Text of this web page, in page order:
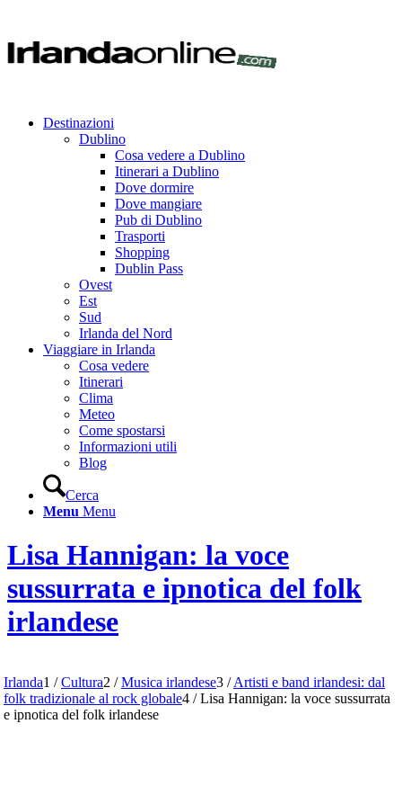
Destinazioni
Dublino
Cosa vedere a Dublino
Itinerari a Dublino
Dove dormire
Dove mangiare
Pub di Dublino
Trasporti
Shopping
Dublin Pass
Ovest
Est
Sud
Irlanda del Nord
Viaggiare in Irlanda
Cosa vedere
Itinerari
Clima
Meteo
Come spostarsi
Informazioni utili
Blog
Cerca
Menu Menu
Lisa Hannigan: la voce
sussurrata e ipnotica del folk
irlandese
Irlanda1 / Cultura2 / Musica irlandese3 / Artisti e band irlandesi: dal
folk tradizionale al rock globale4 / Lisa Hannigan: la voce sussurrata
e ipnotica del folk irlandese